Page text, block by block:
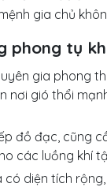
gia chủ
phong tụ
gia phong
nơi gió thổi
đồ đạc, cũng
các luồng khí
có diện tích